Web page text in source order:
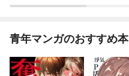
【連載版】０
青年マンガのおすすめ本